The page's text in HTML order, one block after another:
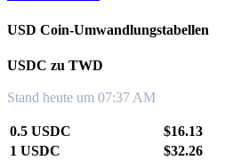
USD Coin-Umwandlungstabellen
USDC zu TWD
Stand heute um 07:37 AM
0.5 USDC
$16.13
1 USDC
$32.26